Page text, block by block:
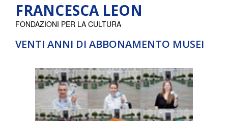
FRANCESCA LEON
VENTI ANNI DI ABBONAMENTO MUSEI
FONDAZIONI PER LA CULTURA